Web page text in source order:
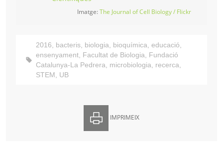
Imatge:The Journal of Cell Biology / Flickr
2016, bacteris, biologia, bioquímica, educació,
ensenyament, Facultat de Biologia, Fundació
Catalunya-La Pedrera, microbiologia, recerca,
STEM, UB
IMPRIMEIX